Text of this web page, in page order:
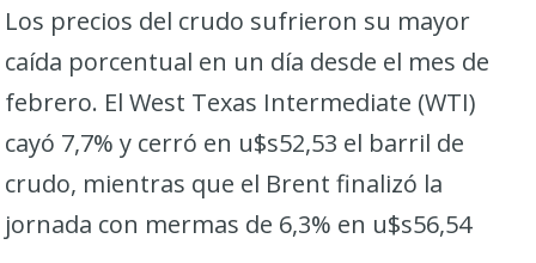
Los precios del crudo sufrieron su mayor
caída porcentual en un día desde el mes de
febrero. El West Texas Intermediate (WTI)
cayó 7,7% y cerró en u$s52,53 el barril de
crudo, mientras que el Brent finalizó la
jornada con mermas de 6,3% en u$s56,54